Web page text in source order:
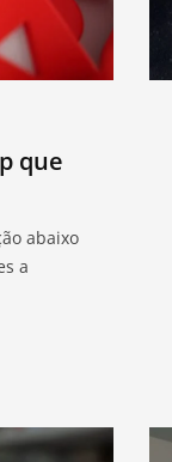
que
abaixo
a